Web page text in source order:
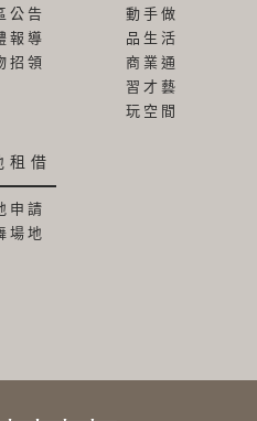
公告
報導
招領
動手做
品生活
商業通
習才藝
玩空間
租借
申請
場地